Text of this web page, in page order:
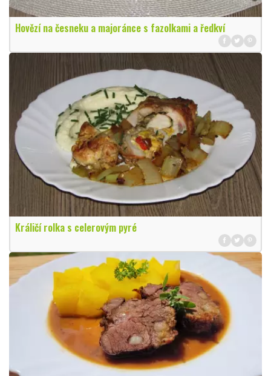
Hovězí na česneku a majoránce s fazolkami a ředkví
Králičí rolka s celerovým pyré